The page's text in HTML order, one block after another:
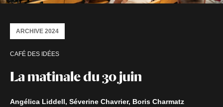
La matinale du 30 juin
CAFÉ DES IDÉES
ARCHIVE 2024
Angélica Liddell, Séverine Chavrier, Boris Charmatz